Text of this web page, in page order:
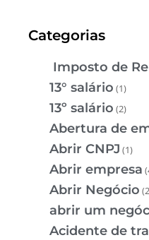
Categorias
Imposto de
13° salário (1)
13º salário (2)
Abertura de
Abrir CNPJ (1)
Abrir empresa
Abrir Negócio
abrir um
Acidente de